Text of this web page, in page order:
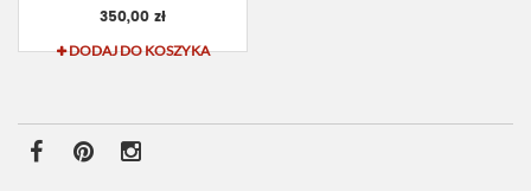
350,00 zł
DODAJ DO KOSZYKA